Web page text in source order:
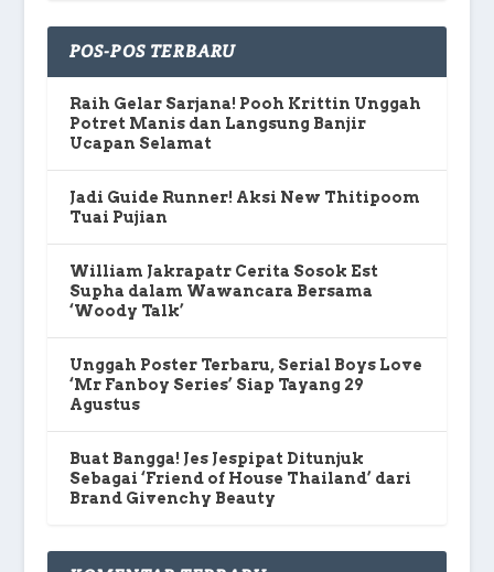
POS-POS TERBARU
Raih Gelar Sarjana! Pooh Krittin Unggah
Potret Manis dan Langsung Banjir
Ucapan Selamat
Jadi Guide Runner! Aksi New Thitipoom
Tuai Pujian
William Jakrapatr Cerita Sosok Est
Supha dalam Wawancara Bersama
‘Woody Talk’
Unggah Poster Terbaru, Serial Boys Love
‘Mr Fanboy Series’ Siap Tayang 29
Agustus
Buat Bangga! Jes Jespipat Ditunjuk
Sebagai ‘Friend of House Thailand’ dari
Brand Givenchy Beauty